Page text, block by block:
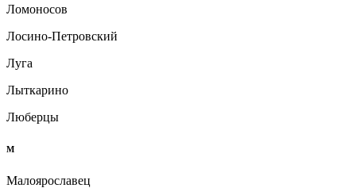
Ломоносов
Лосино-Петровский
Луга
Лыткарино
Люберцы
М
Малоярославец